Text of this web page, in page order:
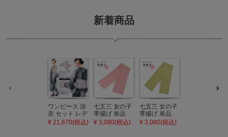
新着商品
ワンピース 浴
衣 セット レデ
ィース 吸水速
¥ 21,670(税込)
七五三 女の子
帯揚げ 単品
「灰桃色」日
¥ 3,080(税込)
七五三 女の子
帯揚げ 単品
「若葉色」日
¥ 3,080(税込)